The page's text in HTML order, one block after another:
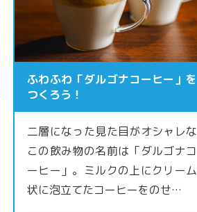
ふわふわ「ダルゴナコーヒー」を
つくろう！
二層になった見た目がオシャレな
この飲み物の名前は「ダルゴナコ
ーヒー」。ミルクの上にクリーム
状に泡立てたコーヒーをのせ…